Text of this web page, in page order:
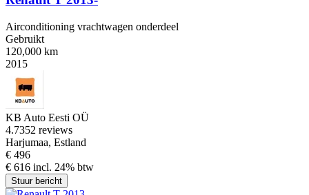
Airconditioning vrachtwagen onderdeel
Gebruikt
120,000 km
2015
KB Auto Eesti OÜ
4.7352 reviews
Harjumaa, Estland
€ 496
€ 616 incl. 24% btw
Stuur bericht